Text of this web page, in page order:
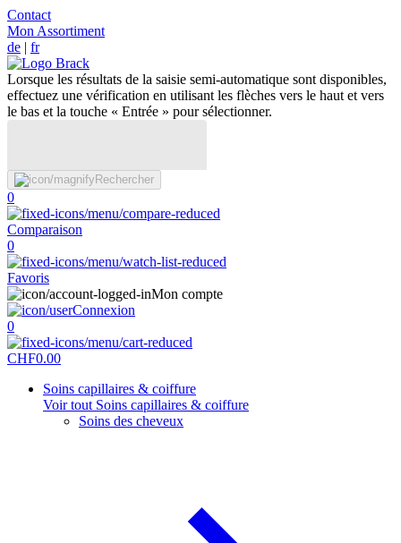
Contact
Mon Assortiment
de | fr
Lorsque les résultats de la saisie semi-automatique sont disponibles,
effectuez une vérification en utilisant les flèches vers le haut et vers
le bas et la touche « Entrée » pour sélectionner.
Rechercher
0
Comparaison
0
Favoris
Mon compte
Connexion
0
CHF0.00
Soins capillaires & coiffure
Voir tout Soins capillaires & coiffure
Soins des cheveux